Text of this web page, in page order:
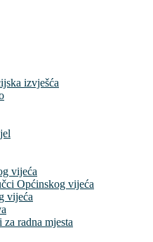
izvješća
vijeća
Općinskog vijeća
vijeća
radna mjesta